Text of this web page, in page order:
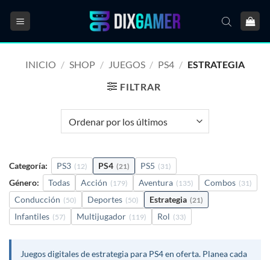
INICIO / SHOP / JUEGOS / PS4 / ESTRATEGIA
FILTRAR
Categoría: PS3 (12) PS4 (21) PS5 (31)
Género: Todas Acción (179) Aventura (135) Combos (31)
Conducción (50) Deportes (50) Estrategia (21)
Infantiles (57) Multijugador (119) Rol (33)
Juegos digitales de estrategia para PS4 en oferta. Planea cada